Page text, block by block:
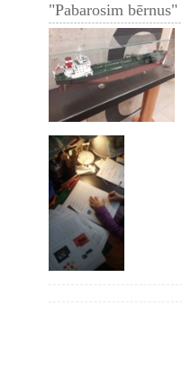
"Pabarosim